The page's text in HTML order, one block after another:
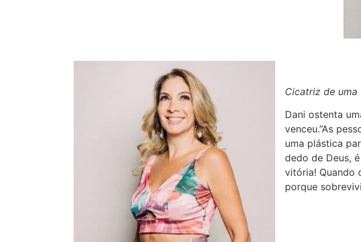
Cicatriz de uma
Dani ostenta
venceu.”As
uma plástica
dedo de Deus,
vitória! Quando
porque